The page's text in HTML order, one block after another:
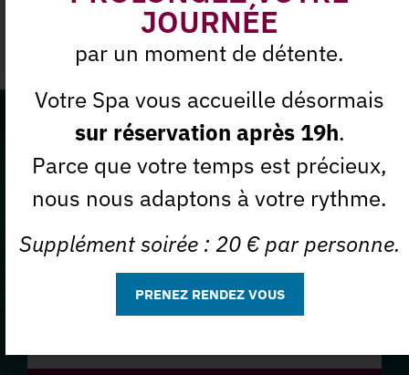
Mains & Pieds
Ne manquez plus nos offres
du moment
Abonnez-vous à notre
Newsletter
JOURNÉE
par un moment de détente.
Votre Spa vous accueille désormais
sur réservation après 19h.
Parce que votre temps est précieux,
nous nous adaptons à votre rythme.
Supplément soirée : 20 € par personne.
PRENEZ RENDEZ VOUS